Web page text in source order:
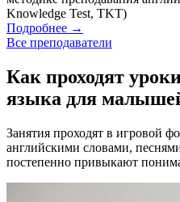
Knowledge Test, TKT)
Подробнее →
Все преподаватели
Как проходят
языка для
Занятия проходят в игровой
английскими словами,
постепенно привыкают